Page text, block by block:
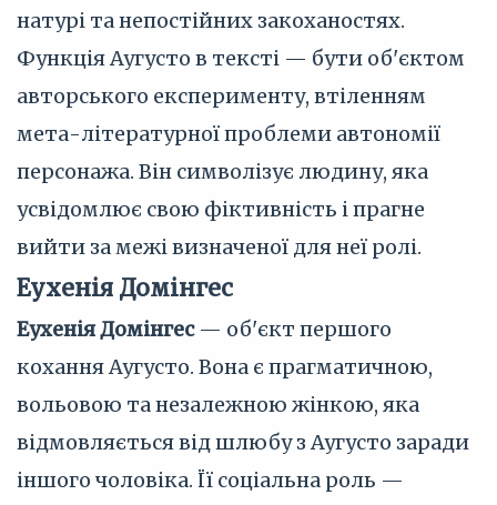
натурі та непостійних закоханостях.
Функція Аугусто в тексті — бути об'єктом
авторського експерименту, втіленням
мета-літературної проблеми автономії
персонажа. Він символізує людину, яка
усвідомлює свою фіктивність і прагне
вийти за межі визначеної для неї ролі.
Еухенія Домінгес
Еухенія Домінгес— об'єкт першого
кохання Аугусто. Вона є прагматичною,
вольовою та незалежною жінкою, яка
відмовляється від шлюбу з Аугусто заради
іншого чоловіка. Її соціальна роль —